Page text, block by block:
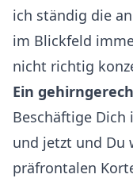
ich ständig die
im Blickfeld
nicht richtig
Ein
Beschäftige
und jetzt und Du
präfrontalen